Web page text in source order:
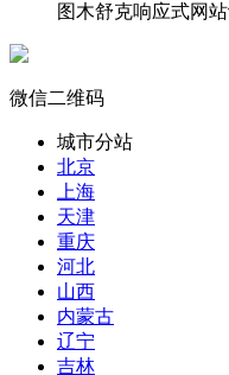
图木舒克响应式网
微信二维码
城市分站
北京
上海
天津
重庆
河北
山西
内蒙古
辽宁
吉林